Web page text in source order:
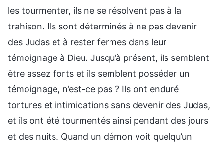
les tourmenter, ils ne se résolvent pas à la
trahison. Ils sont déterminés à ne pas devenir
des Judas et à rester fermes dans leur
témoignage à Dieu. Jusqu’à présent, ils semblent
être assez forts et ils semblent posséder un
témoignage, n’est-ce pas ? Ils ont enduré
tortures et intimidations sans devenir des Judas,
et ils ont été tourmentés ainsi pendant des jours
et des nuits. Quand un démon voit quelqu’un